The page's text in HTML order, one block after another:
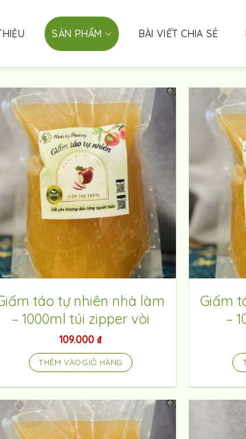
SẢN PHẨM BÀI VIẾT CHIA SẺ
táo tự nhiên nhà làm
– 1000ml túi zipper vòi
109.000₫
THÊM VÀO GIỎ HÀNG
Giấm
–